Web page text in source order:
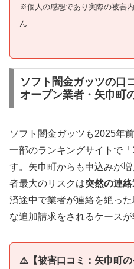
※個人の感想であり実際の被害
ん
ソフト闇金ガッツの口
オープン業者・矢巾町
ソフト闇金ガッツも2025年
一部のランキングサイトで
す。矢巾町からも申込みが
者最大のリスクは突然の連
済途中で業者が連絡を絶っ
な追加請求をされるケースが
⚠️【被害口コミ：矢巾町の